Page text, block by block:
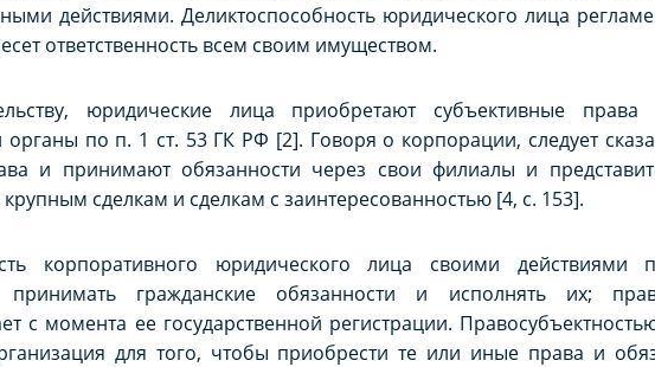
действиями. Деликтоспособность юридического лица
ответственность всем своим имуществом.
юридические лица приобретают субъективные
органы по п. 1 ст. 53 ГК РФ [2]. Говоря о корпорации, следует
и принимают обязанности через свои филиалы и
сделкам и сделкам с заинтересованностью [4, с. 153].
корпоративного юридического лица своими действиями
принимать гражданские обязанности и исполнять их;
с момента ее государственной регистрации.
для того, чтобы приобрести те или иные права и